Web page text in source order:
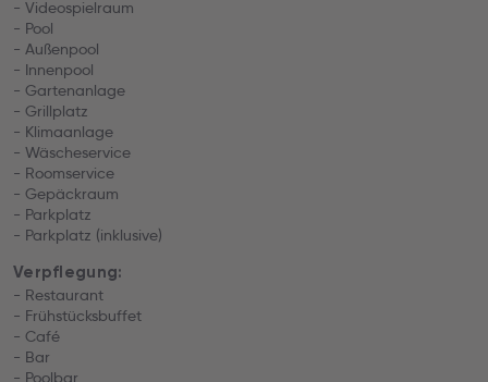
- Videospielraum
- Pool
- Außenpool
- Innenpool
- Gartenanlage
- Grillplatz
- Klimaanlage
- Wäscheservice
- Roomservice
- Gepäckraum
- Parkplatz
- Parkplatz (inklusive)
Verpflegung:
- Restaurant
- Frühstücksbuffet
- Café
- Bar
- Poolbar